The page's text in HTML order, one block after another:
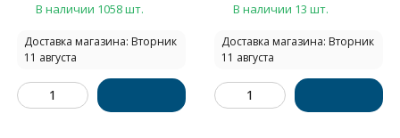
В наличии 1058 шт.
Доставка магазина: Вторник
11 августа
В наличии 13 шт.
Доставка магазина: Вторник
11 августа